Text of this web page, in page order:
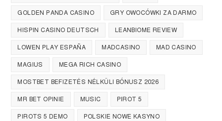
GOLDEN PANDA CASINO GRY OWOCÓWKI ZA DARMO
HISPIN CASINO DEUTSCH LEANBIOME REVIEW
LOWEN PLAY ESPAÑA MADCASINO MAD CASINO
MAGIUS MEGA RICH CASINO
MOSTBET BEFIZETÉS NÉLKÜLI BÓNUSZ 2026
MR BET OPINIE MUSIC PIROT 5
PIROTS 5 DEMO POLSKIE NOWE KASYNO